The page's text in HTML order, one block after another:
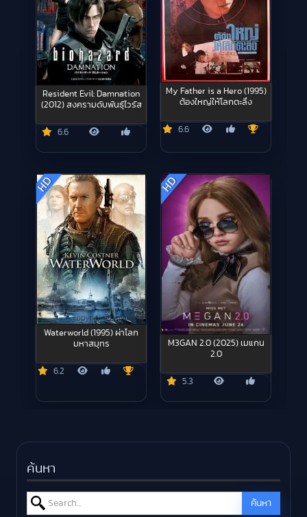
Resident Evil: Damnation
(2012) สงครามดับพันธุ์ไวรัส
6.6
My Father is a Hero (1995)
ต้องใหญ่ให้โลกตะลึง
6.6
HD
Waterworld (1995) ผ่าโลก
มหาสมุทร
6.2
HD
M3GAN 2.0 (2025) เมแกน
2.0
5.3
ค้นหา
Search for: ค้นหา